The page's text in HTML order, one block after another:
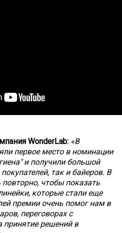
WonderLab: «В
первое место в номинации
и получили большой
так и байеров. В
чтобы показать
которые стали еще
премии очень помог нам в
переговорах с
решений в